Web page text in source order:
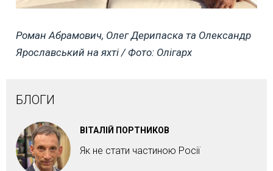
Роман Абрамович, Олег Дерипаска та Олександр
Ярославський на яхті / Фото: Олігарх
БЛОГИ
ВІТАЛІЙ ПОРТНИКОВ
Як не стати частиною Росії